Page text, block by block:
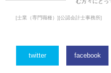
[士業（専門職種）][公認会計士事務所]
twitter facebook